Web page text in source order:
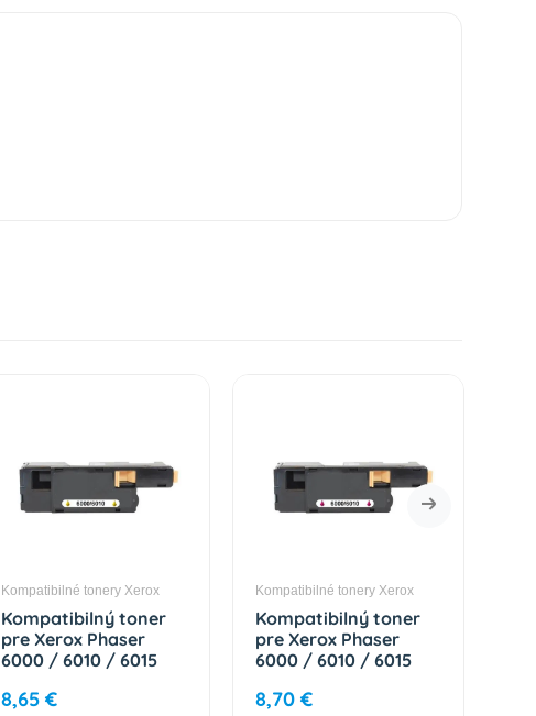
Kompatibilné tonery Xerox
Kompatibilný toner
pre Xerox Phaser
6000 / 6010 / 6015
Yellow 1000 strán
8,65 €
Kompatibilné tonery Xerox
Kompatibilný toner
pre Xerox Phaser
6000 / 6010 / 6015
Magenta 1000 strán
8,70 €